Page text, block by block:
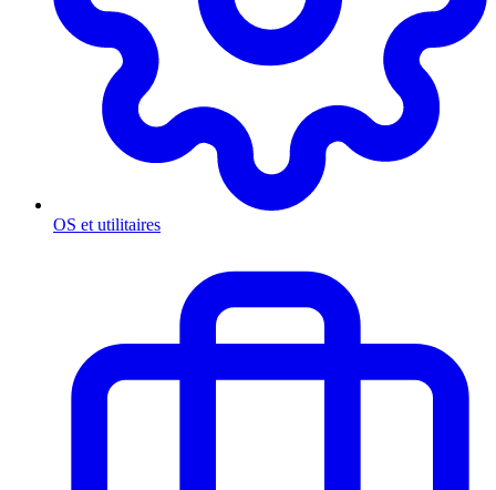
OS et utilitaires